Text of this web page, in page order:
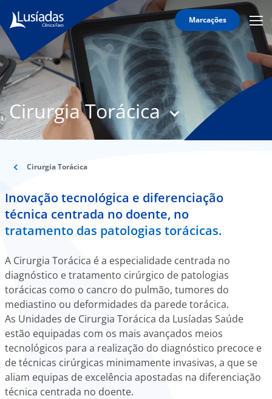
Marcações
Icon
Lusíadas
Hospitais
e
Clínicas
Clínico
Especialidades
Acordos
Cirurgia Torácica
Cirurgia Torácica
Inovação tecnológica e diferenciação
técnica centrada no doente, no
tratamento das patologias torácicas.
A Cirurgia Torácica é a especialidade centrada no
diagnóstico e tratamento cirúrgico de patologias
torácicas como o cancro do pulmão, tumores do
mediastino ou deformidades da parede torácica.
As Unidades de Cirurgia Torácica da Lusíadas Saúde
estão equipadas com os mais avançados meios
tecnológicos para a realização do diagnóstico precoce e
de técnicas cirúrgicas minimamente invasivas, a que se
aliam equipas de excelência apostadas na diferenciação
técnica centrada no doente.